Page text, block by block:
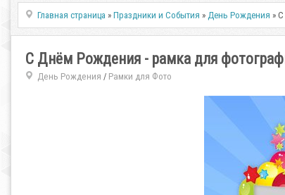
Главная страница »Праздники и События »День Рождения »
С Днём Рождения - рамка для
День Рождения / Рамки для Фото